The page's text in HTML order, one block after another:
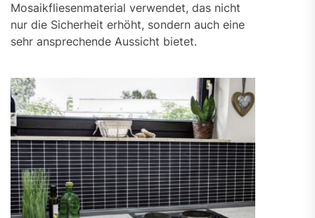
Mosaikfliesenmaterial verwendet, das nicht
nur die Sicherheit erhöht, sondern auch eine
sehr ansprechende Aussicht bietet.